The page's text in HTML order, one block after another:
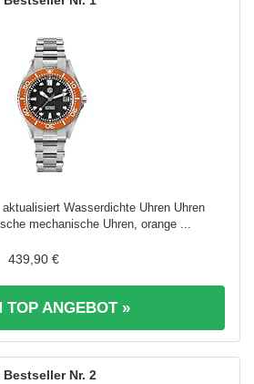
Wasserdichte Uhren Uhren
mechanische Uhren, orange ...
439,90 €
TOP ANGEBOT »
2